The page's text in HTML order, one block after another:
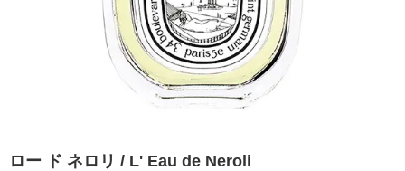
ロー ド ネロリ / L' Eau de Neroli